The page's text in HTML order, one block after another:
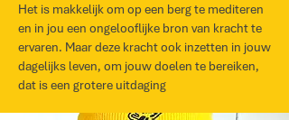
Het is makkelijk om op een berg te mediteren
en in jou een ongelooflijke bron van kracht te
ervaren. Maar deze kracht ook inzetten in jouw
dagelijks leven, om jouw doelen te bereiken,
dat is een grotere uitdaging